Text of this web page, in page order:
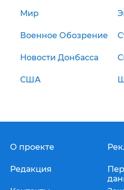
Мир
Военное Обозрение
Новости Донбасса
США
О проекте
Редакция